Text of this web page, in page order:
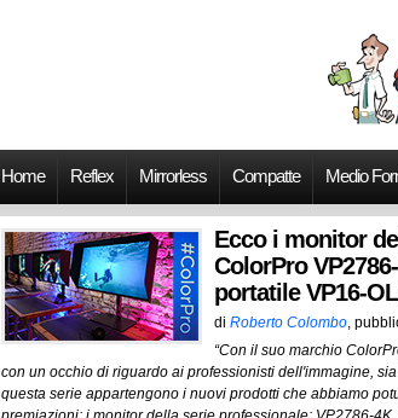
Home Reflex Mirrorless Compatte Medio
Ecco i monitor
ColorPro
portatile VP16-
di Roberto Colombo,
“Con il suo marchio
con un occhio di riguardo ai professionisti dell'immagine,
questa serie appartengono i nuovi prodotti che abbiamo